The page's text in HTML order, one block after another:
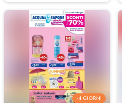
-4 GIORNI